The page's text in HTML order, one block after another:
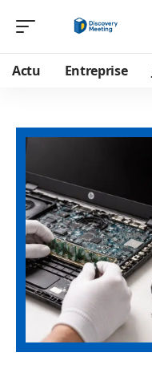
Actu Entreprise